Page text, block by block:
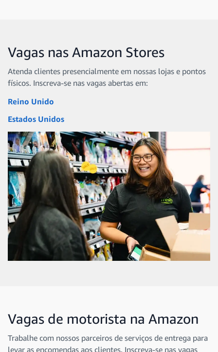
Vagas nas Amazon Stores
Atenda clientes presencialmente em nossas lojas e pontos
físicos. Inscreva-se nas vagas abertas em:
Reino Unido
Estados Unidos
Vagas de motorista na Amazon
Trabalhe com nossos parceiros de serviços de entrega para
levar as encomendas aos clientes. Inscreva-se nas vagas